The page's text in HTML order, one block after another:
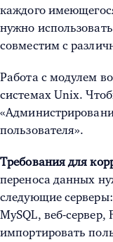
каждого
нужно
совместим с
Работа с модулем
системах Unix.
пользователя».
Требования для
переноса данных
следующие
MySQL, веб-
импортировать